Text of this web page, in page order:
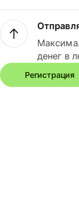
денег в
Регистрация